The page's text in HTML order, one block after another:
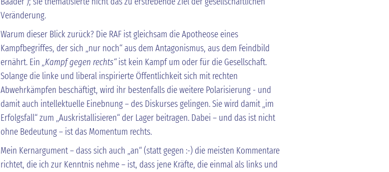
Veränderung.
Warum dieser Blick zurück? Die RAF ist gleichsam die Apotheose eines
Kampfbegriffes, der sich „nur noch“ aus dem Antagonismus, aus dem Feindbild
ernährt. Ein „Kampf gegen rechts“ist kein Kampf um oder für die Gesellschaft.
Solange die linke und liberal inspirierte Öffentlichkeit sich mit rechten
Abwehrkämpfen beschäftigt, wird ihr bestenfalls die weitere Polarisierung - und
damit auch intellektuelle Einebnung – des Diskurses gelingen. Sie wird damit „im
Erfolgsfall“ zum „Auskristallisieren“ der Lager beitragen. Dabei – und das ist nicht
ohne Bedeutung – ist das Momentum rechts.
Mein Kernargument – dass sich auch „an“ (statt gegen :-) die meisten Kommentare
richtet, die ich zur Kenntnis nehme – ist, dass jene Kräfte, die einmal als links und